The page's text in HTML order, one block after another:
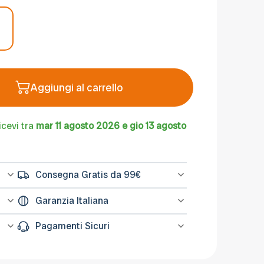
Aggiungi al carrello
tra mar 11 agosto 2026 e gio 13 agosto
Consegna Gratis da 99€
minimo 99€
Garanzia Italiana
L’assistenza per tutti i prodotti avviene in
Italia, il nostro servizio post-vendita è a
Pagamenti Sicuri